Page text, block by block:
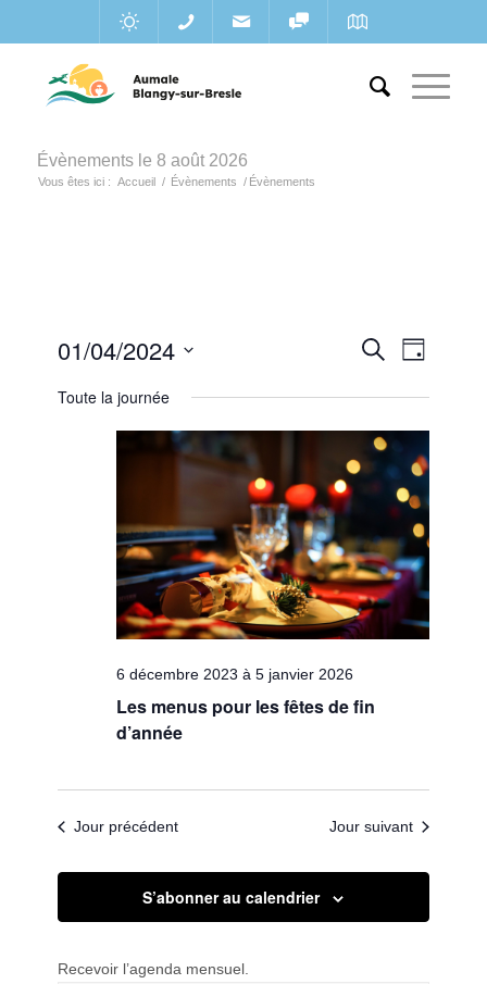
Évènements le 8 août 2026
Vous êtes ici : Accueil / Évènements / Évènements
de
vues
Recherche
de
vues
Jour
01/04/2024
une
Toute la journée
6 décembre 2023 à5 janvier 2026
Les menus pour les fêtes de fin
d’année
Jour précédent Jour suivant
S’abonner au calendrier
Recevoir l’agenda mensuel.